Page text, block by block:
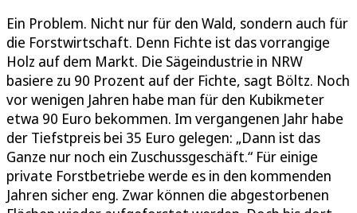
Ein Problem. Nicht nur für den Wald, sondern auch für
die Forstwirtschaft. Denn Fichte ist das vorrangige
Holz auf dem Markt. Die Sägeindustrie in NRW
basiere zu 90 Prozent auf der Fichte, sagt Böltz. Noch
vor wenigen Jahren habe man für den Kubikmeter
etwa 90 Euro bekommen. Im vergangenen Jahr habe
der Tiefstpreis bei 35 Euro gelegen: „Dann ist das
Ganze nur noch ein Zuschussgeschäft.“ Für einige
private Forstbetriebe werde es in den kommenden
Jahren sicher eng. Zwar können die abgestorbenen